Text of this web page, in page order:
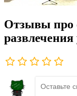
Отзывы про